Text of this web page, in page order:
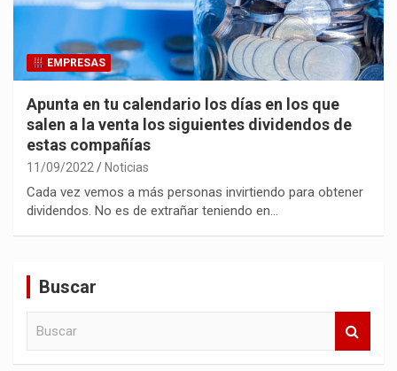
EMPRESAS
Apunta en tu calendario los días en los que
salen a la venta los siguientes dividendos de
estas compañías
11/09/2022 Noticias
Cada vez vemos a más personas invirtiendo para obtener
dividendos. No es de extrañar teniendo en…
Buscar